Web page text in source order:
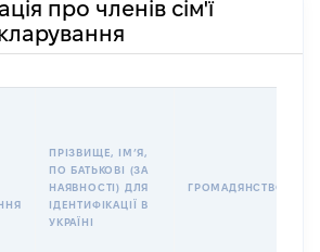
про членів сім'ї
ПРІЗВИЩЕ, ІМʼЯ,
ПО БАТЬКОВІ (ЗА
НАЯВНОСТІ) ДЛЯ
ІДЕНТИФІКАЦІЇ В
УКРАЇНІ
ГРОМАДЯНСТВО